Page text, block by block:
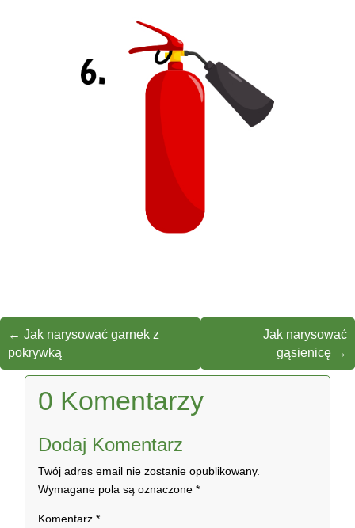
← Jak narysować garnek z
pokrywką
Jak narysować
gąsienicę →
0 Komentarzy
Dodaj Komentarz
Twój adres email nie zostanie opublikowany.
Wymagane pola są oznaczone*
Komentarz*